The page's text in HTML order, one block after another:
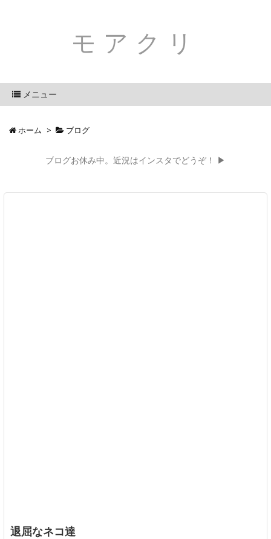
モアクリ
メニュー
ホーム > ブログ
ブログお休み中。近況はインスタでどうぞ！ ▶
退屈なネコ達